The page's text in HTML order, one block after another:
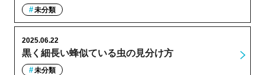
未分類
黒く細長い蜂似ている虫の見分け方
2025.06.22
未分類